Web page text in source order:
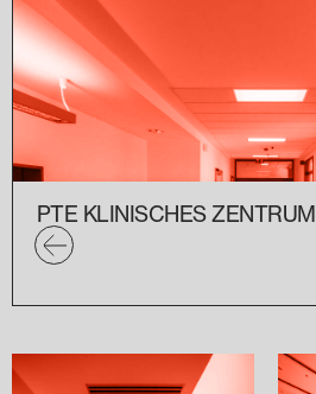
PTE KLINISCHES ZENTRUM